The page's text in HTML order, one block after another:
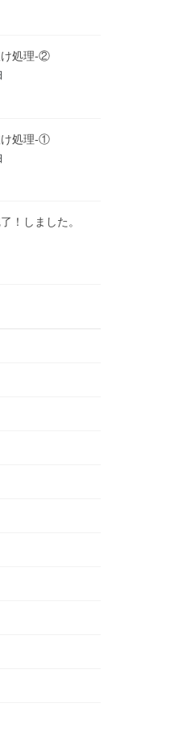
け処理-②
け処理-①
！しました。